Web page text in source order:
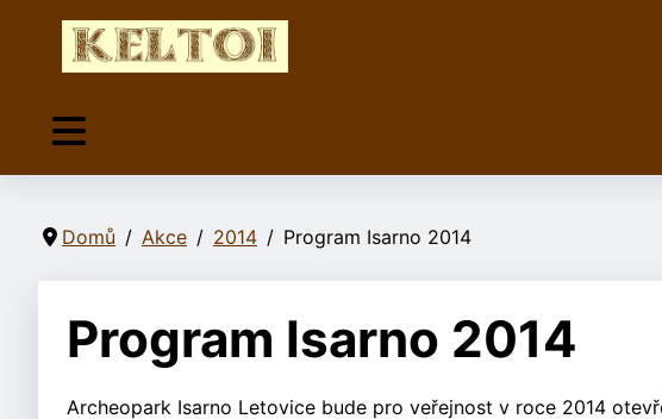
Domů Akce 2014 Program Isarno 2014
Program Isarno 2014
Archeopark Isarno Letovice bude pro veřejnost v roce 2014